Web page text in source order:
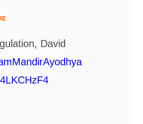
David